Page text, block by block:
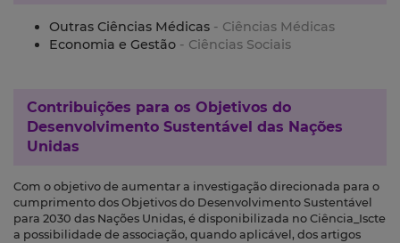
Outras Ciências Médicas - Ciências Médicas
Economia e Gestão - Ciências Sociais
Contribuições para os Objetivos do
Desenvolvimento Sustentável das Nações
Unidas
Com o objetivo de aumentar a investigação direcionada para o
cumprimento dos Objetivos do Desenvolvimento Sustentável
para 2030 das Nações Unidas, é disponibilizada no Ciência_Iscte
a possibilidade de associação, quando aplicável, dos artigos